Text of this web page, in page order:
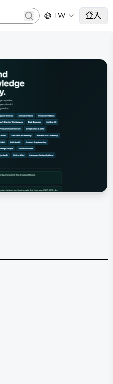
search
TW 登入